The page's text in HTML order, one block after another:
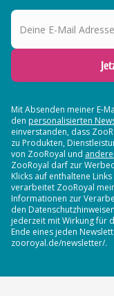
Deine E-Mail
Mit Absenden meiner E-
den personalisierten
einverstanden, dass
zu Produkten,
von ZooRoyal und
ZooRoyal darf zur
Klicks auf enthaltene
verarbeitet ZooRoyal
Informationen zur
den
jederzeit mit Wirkung für
Ende eines jeden
zooroyal.de/newsletter/.